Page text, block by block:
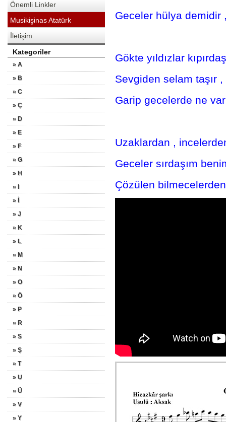
Önemli Linkler
Musikişinas Atatürk
İletişim
Kategoriler
» A
» B
» C
» Ç
» D
» E
» F
» G
» H
» I
» İ
» J
» K
» L
» M
» N
» O
» Ö
» P
» R
» S
» Ş
» T
» U
» Ü
» V
» Y
Geceler hülya demidir
Gökte yıldızlar
Sevgiden selam taşır
Garip gecelerde ne
Uzaklardan ,
Geceler sırdaşım
Çözülen